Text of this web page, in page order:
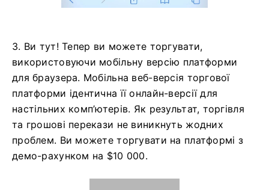
3. Ви тут! Тепер ви можете торгувати,
використовуючи мобільну версію платформи
для браузера. Мобільна веб-версія торгової
платформи ідентична її онлайн-версії для
настільних комп’ютерів. Як результат, торгівля
та грошові перекази не виникнуть жодних
проблем. Ви можете торгувати на платформі з
демо-рахунком на $10 000.